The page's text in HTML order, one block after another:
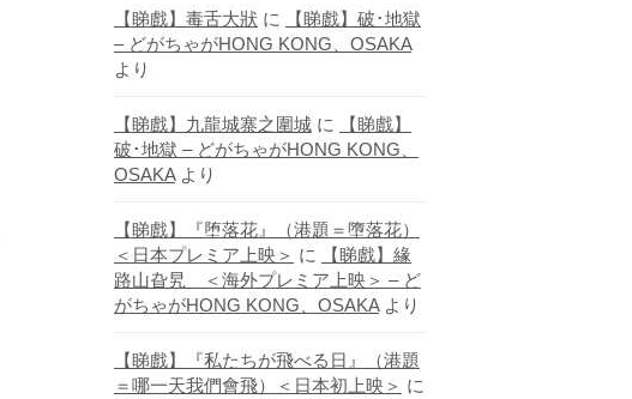
【睇戲】毒舌大狀 に
【睇戲】破･地獄
– どがちゃがHONG KONG、OSAKA
より
【睇戲】九龍城寨之圍城 に
【睇戲】
破･地獄 – どがちゃがHONG KONG、
OSAKAより
【睇戲】『堕落花』（港題＝墮落花）
＜日本プレミア上映＞ に
【睇戲】緣
路山旮旯 ＜海外プレミア上映＞ – ど
がちゃがHONG KONG、OSAKAより
【睇戲】『私たちが飛べる日』（港題
＝哪一天我們會飛）＜日本初上映＞ に